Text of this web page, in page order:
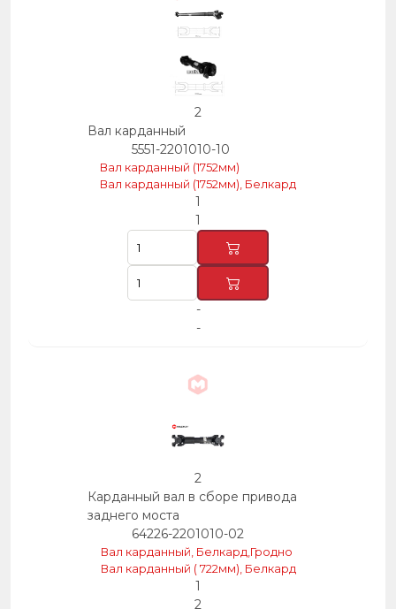
2
Вал карданный
5551-2201010-10
Вал карданный (1752мм)
Вал карданный (1752мм), Белкард
1
1
-
-
2
Карданный вал в сборе привода
заднего моста
64226-2201010-02
Вал карданный, Белкард,Гродно
Вал карданный ( 722мм), Белкард
1
2